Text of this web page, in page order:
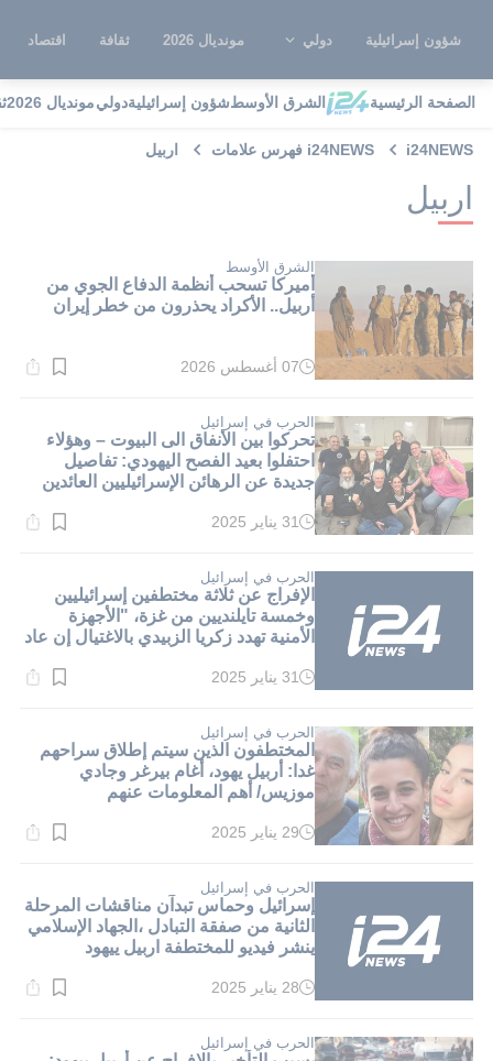
شؤون إسرائيلية دولي مونديال 2026 ثقافة اقتصاد
الصفحة الرئيسية الشرق الأوسطشؤون إسرائيليةدوليمونديال 2026
i24NEWS i24NEWS فهرس علامات اربيل
اربيل
الشرق الأوسط
أميركا تسحب أنظمة الدفاع الجوي من
أربيل.. الأكراد يحذرون من خطر إيران
وقت
دقيقة.
07 أغسطس 2026
الحرب في إسرائيل
تحركوا بين الأنفاق الى البيوت – وهؤلاء
احتفلوا بعيد الفصح اليهودي: تفاصيل
جديدة عن الرهائن الإسرائيليين العائدين
وقت
دقيقة.
31 يناير 2025
الحرب في إسرائيل
الإفراج عن ثلاثة مختطفين إسرائيليين
وخمسة تايلنديين من غزة، "الأجهزة
الأمنية تهدد زكريا الزبيدي بالاغتيال إن عاد
وقت
دقيقة.
31 يناير 2025
الحرب في إسرائيل
المختطفون الذين سيتم إطلاق سراحهم
غدا: أربيل يهود، أغام بيرغر وجادي
موزيس/ أهم المعلومات عنهم
وقت
دقيقة.
29 يناير 2025
الحرب في إسرائيل
إسرائيل وحماس تبدآن مناقشات المرحلة
الثانية من صفقة التبادل ،الجهاد الإسلامي
ينشر فيديو للمختطفة اربيل ييهود
وقت
دقيقة.
28 يناير 2025
الحرب في إسرائيل